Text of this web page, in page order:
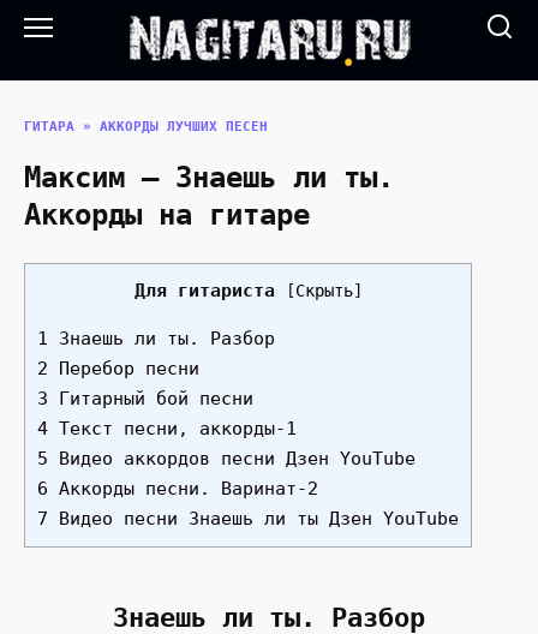
Перейти
ГИТАРА » АККОРДЫ ЛУЧШИХ ПЕСЕН
Максим — Знаешь ли ты.
Аккорды на гитаре
Для гитариста [Скрыть]
1 Знаешь ли ты. Разбор
2 Перебор песни
3 Гитарный бой песни
4 Текст песни, аккорды-1
5 Видео аккордов песни Дзен YouTube
6 Аккорды песни. Варинат-2
7 Видео песни Знаешь ли ты Дзен YouTube
Знаешь ли ты. Разбор